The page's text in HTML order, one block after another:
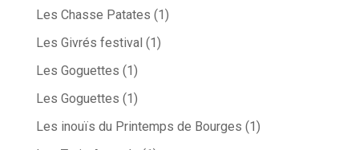
Les Chasse Patates (1)
Les Givrés festival (1)
Les Goguettes (1)
Les Goguettes (1)
Les inouïs du Printemps de Bourges (1)